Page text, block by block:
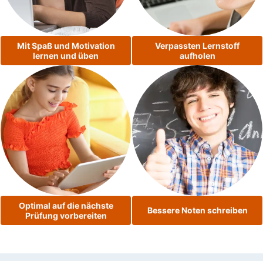
Mit Spaß und Motivation
lernen und üben
Verpassten Lernstoff
aufholen
Optimal auf die nächste
Prüfung vorbereiten
Bessere Noten schreiben